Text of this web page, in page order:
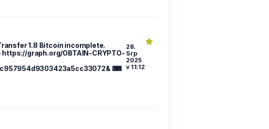
1.8 Bitcoin incomplete.
https://graph.org/OBTAIN-CRYPTO-
⌨
28.
Srp
2025
v 11:12